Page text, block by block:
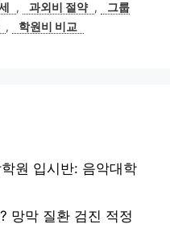
, 과외비 절약 ,
그룹
, 학원비 비교
원 입시반: 음악대학
망막 질환 검진 적정